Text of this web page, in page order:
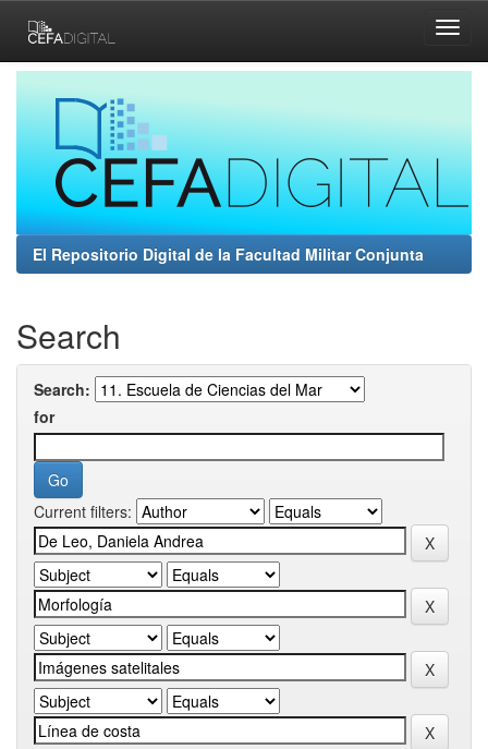
navigation
El Repositorio Digital de la Facultad Militar Conjunta
Search
Search:
for
Current filters: